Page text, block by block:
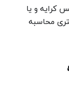
کرایه و یا
محاسبه